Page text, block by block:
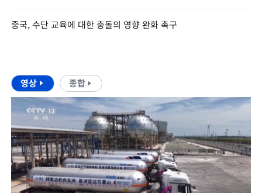
중국, 수단 교육에 대한 충돌의 영향 완화 촉구
영상 종합